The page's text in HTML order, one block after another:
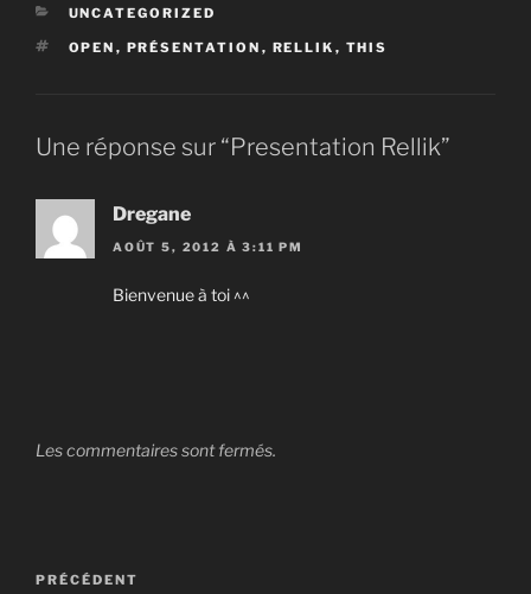
CATÉGORIES
UNCATEGORIZED
ÉTIQUETTES
OPEN , PRÉSENTATION , RELLIK , THIS
Une réponse sur “Presentation Rellik”
Dregane
AOÛT 5, 2012 À 3:11 PM
Bienvenue à toi ^^
Les commentaires sont fermés.
Navigation
Article
PRÉCÉDENT